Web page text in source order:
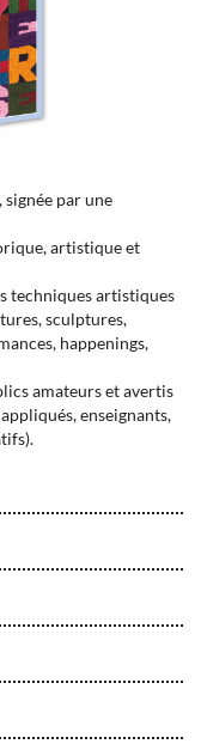
signée par une
artistique et
techniques artistiques
sculptures,
happenings,
amateurs et avertis
enseignants,